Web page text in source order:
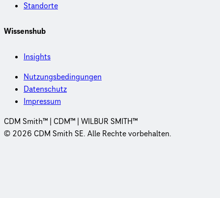
Standorte
Wissenshub
Insights
Nutzungsbedingungen
Datenschutz
Impressum
CDM Smith™ | CDM™ | WILBUR SMITH™
© 2026 CDM Smith SE. Alle Rechte vorbehalten.